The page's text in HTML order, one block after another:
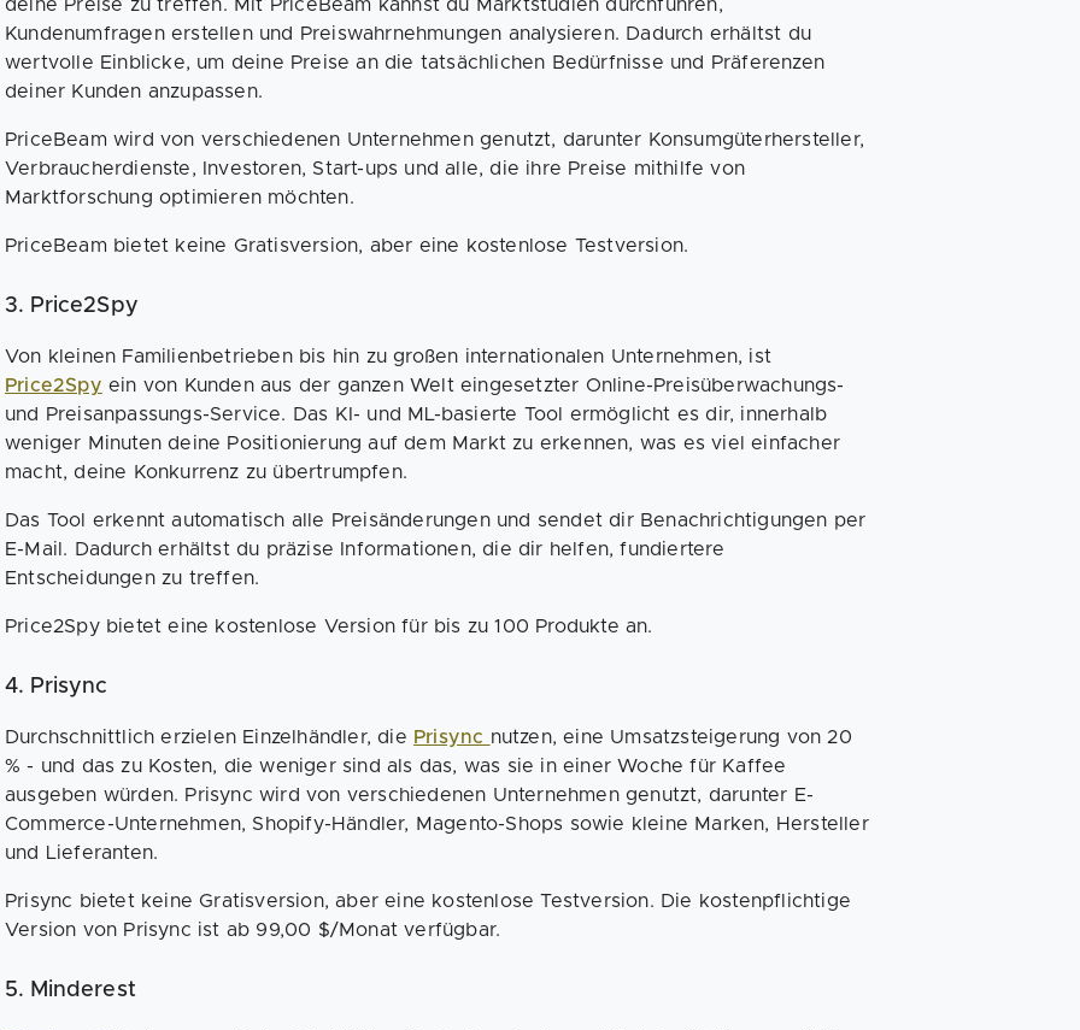
deine Preise zu treffen. Mit PriceBeam kannst du Marktstudien durchführen,
Kundenumfragen erstellen und Preiswahrnehmungen analysieren. Dadurch erhältst du
wertvolle Einblicke, um deine Preise an die tatsächlichen Bedürfnisse und Präferenzen
deiner Kunden anzupassen.
PriceBeam wird von verschiedenen Unternehmen genutzt, darunter Konsumgüterhersteller,
Verbraucherdienste, Investoren, Start-ups und alle, die ihre Preise mithilfe von
Marktforschung optimieren möchten.
PriceBeam bietet keine Gratisversion, aber eine kostenlose Testversion.
3. Price2Spy
Von kleinen Familienbetrieben bis hin zu großen internationalen Unternehmen, ist
Price2Spy ein von Kunden aus der ganzen Welt eingesetzter Online-Preisüberwachungs-
und Preisanpassungs-Service. Das KI- und ML-basierte Tool ermöglicht es dir, innerhalb
weniger Minuten deine Positionierung auf dem Markt zu erkennen, was es viel einfacher
macht, deine Konkurrenz zu übertrumpfen.
Das Tool erkennt automatisch alle Preisänderungen und sendet dir Benachrichtigungen per
E-Mail. Dadurch erhältst du präzise Informationen, die dir helfen, fundiertere
Entscheidungen zu treffen.
Price2Spy bietet eine kostenlose Version für bis zu 100 Produkte an.
4. Prisync
Durchschnittlich erzielen Einzelhändler, die Prisync nutzen, eine Umsatzsteigerung von 20
% - und das zu Kosten, die weniger sind als das, was sie in einer Woche für Kaffee
ausgeben würden. Prisync wird von verschiedenen Unternehmen genutzt, darunter E-
Commerce-Unternehmen, Shopify-Händler, Magento-Shops sowie kleine Marken, Hersteller
und Lieferanten.
Prisync bietet keine Gratisversion, aber eine kostenlose Testversion. Die kostenpflichtige
Version von Prisync ist ab 99,00 $/Monat verfügbar.
5. Minderest